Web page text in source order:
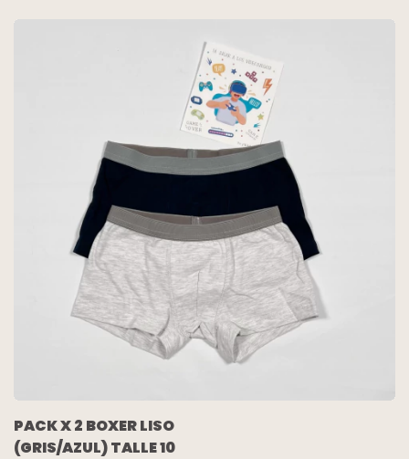
PACK X 2 BOXER LISO
(GRIS/AZUL) TALLE 10